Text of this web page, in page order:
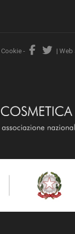
Cookie - | Web